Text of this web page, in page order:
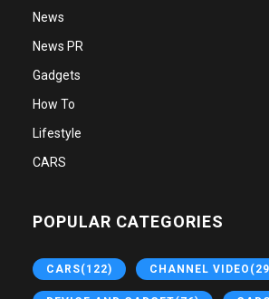
News
News PR
Gadgets
How To
Lifestyle
CARS
POPULAR CATEGORIES
CARS(122) CHANNEL VIDEO